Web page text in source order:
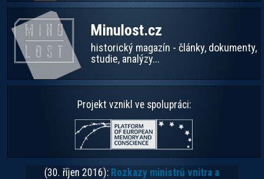
Minulost.cz
historický magazín - články, dokumenty,
studie, analýzy...
Projekt vznikl ve spolupráci:
(30. říjen 2016): Rozkazy ministrů vnitra a